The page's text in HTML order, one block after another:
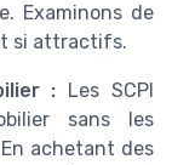
Examinons de
si attractifs.
: Les SCPI
sans les
achetant des